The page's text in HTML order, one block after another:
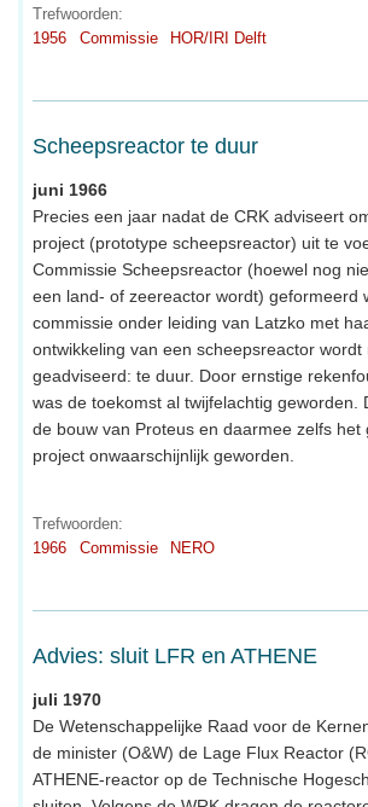
Trefwoorden:
1956
Commissie HOR/IRI Delft
Scheepsreactor te duur
juni 1966
Precies een jaar nadat de CRK adviseert
project (prototype scheepsreactor) uit te
Commissie Scheepsreactor (hoewel nog
een land- of zeereactor wordt) geformeerd
commissie onder leiding van Latzko met
ontwikkeling van een scheepsreactor wordt
geadviseerd: te duur. Door ernstige
was de toekomst al twijfelachtig geworden.
de bouw van Proteus en daarmee zelfs het
project onwaarschijnlijk geworden.
Trefwoorden:
1966
Commissie NERO
Advies: sluit LFR en ATHENE
juli 1970
De Wetenschappelijke Raad voor de
de minister (O&W) de Lage Flux Reactor
ATHENE-reactor op de Technische